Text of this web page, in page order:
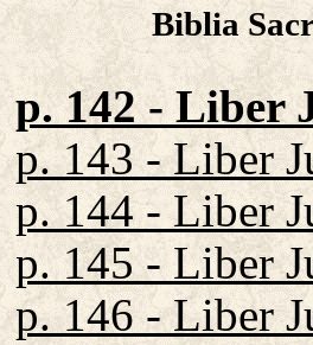
Biblia
p. 142 - Liber
p. 143 - Liber
p. 144 - Liber
p. 145 - Liber
p. 146 - Liber